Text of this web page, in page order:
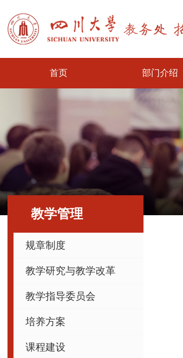
首页 部门介绍
教学管理
规章制度
教学研究与教学改革
教学指导委员会
培养方案
课程建设